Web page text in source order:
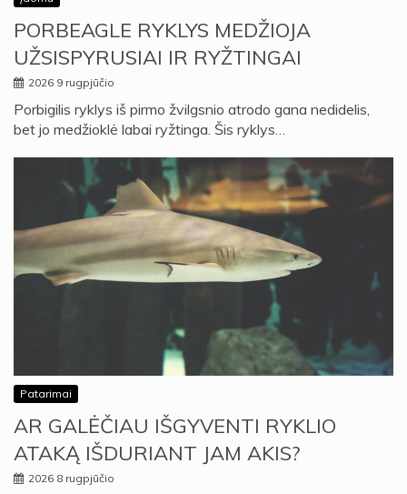
PORBEAGLE RYKLYS MEDŽIOJA
UŽSISPYRUSIAI IR RYŽTINGAI
2026 9 rugpjūčio
Porbigilis ryklys iš pirmo žvilgsnio atrodo gana nedidelis,
bet jo medžioklė labai ryžtinga. Šis ryklys…
Patarimai
AR GALĖČIAU IŠGYVENTI RYKLIO
ATAKĄ IŠDURIANT JAM AKIS?
2026 8 rugpjūčio